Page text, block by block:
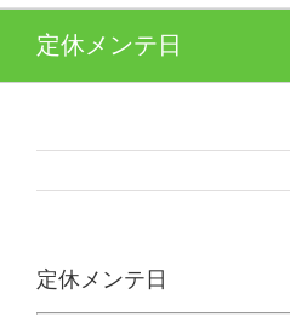
定休メンテ日
定休メンテ日